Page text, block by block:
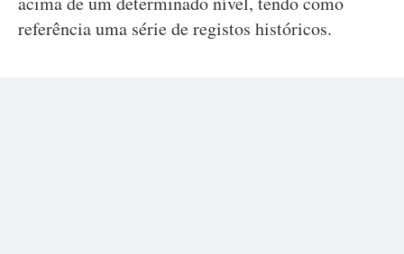
referência uma série de registos históricos.